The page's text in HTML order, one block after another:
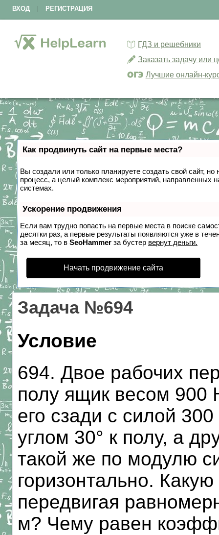
ВХОД РЕГИСТРАЦИЯ
ГДЗ и решебники
Заказать задачу или
Лучшие онлайн-
Как продвинуть сайт на первые места?
Вы создали или только планируете создать свой сайт,
процесс, а целый комплекс мероприятий, направленных
системах.
Ускорение продвижения
Если вам трудно попасть на первые места в поиске
десятки раз, а первые результаты появляются уже в
за месяц, то в SeoHammer за бустер вернут деньги.
Начать продвижение сайта
Задача №694
Условие
694. Двое рабочих
полу ящик весом 900
его сзади с силой
углом 30° к полу, а
такой же по модулю
горизонтально.
передвигая
м? Чему равен